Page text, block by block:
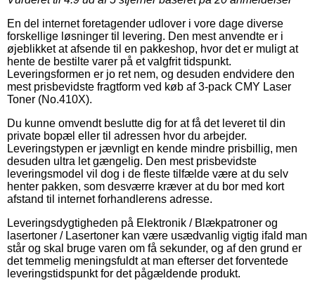
En del internet foretagender udlover i vore dage diverse
forskellige løsninger til levering. Den mest anvendte er i
øjeblikket at afsende til en pakkeshop, hvor det er muligt at
hente de bestilte varer på et valgfrit tidspunkt.
Leveringsformen er jo ret nem, og desuden endvidere den
mest prisbevidste fragtform ved køb af 3-pack CMY Laser
Toner (No.410X).
Du kunne omvendt beslutte dig for at få det leveret til din
private bopæl eller til adressen hvor du arbejder.
Leveringstypen er jævnligt en kende mindre prisbillig, men
desuden ultra let gængelig. Den mest prisbevidste
leveringsmodel vil dog i de fleste tilfælde være at du selv
henter pakken, som desværre kræver at du bor med kort
afstand til internet forhandlerens adresse.
Leveringsdygtigheden på Elektronik / Blækpatroner og
lasertoner / Lasertoner kan være usædvanlig vigtig ifald man
står og skal bruge varen om få sekunder, og af den grund er
det temmelig meningsfuldt at man efterser det forventede
leveringstidspunkt for det pågældende produkt.